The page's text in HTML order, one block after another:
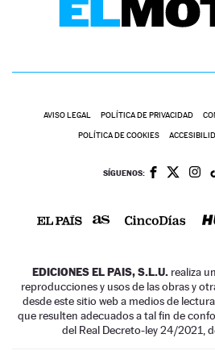
AVISO LEGAL POLÍTICA DE PRIVACIDAD
POLÍTICA DE COOKIES
SÍGUENOS:
EDICIONES EL PAIS, S.L.U. realiza
reproducciones y usos de las obras y
desde este sitio web a medios de
que resulten adecuados a tal fin de
del Real Decreto-ley 24/2021,